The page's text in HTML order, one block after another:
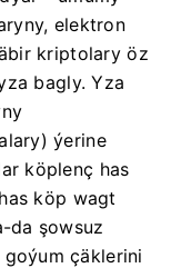
elektron
kriptolary öz
bagly. Yza
ýerine
köplenç has
köp wagt
da şowsuz
çäklerini